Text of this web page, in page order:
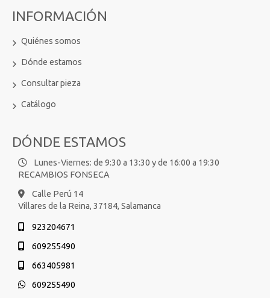
INFORMACIÓN
Quiénes somos
Dónde estamos
Consultar pieza
Catálogo
DÓNDE ESTAMOS
Lunes-Viernes: de 9:30 a 13:30 y de 16:00 a 19:30
RECAMBIOS FONSECA
Calle Perú 14
Villares de la Reina, 37184, Salamanca
923204671
609255490
663405981
609255490